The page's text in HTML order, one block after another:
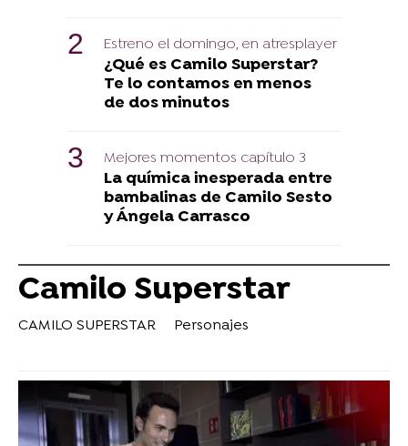
Estreno el domingo, en atresplayer
¿Qué es Camilo Superstar?
Te lo contamos en menos
de dos minutos
Mejores momentos capítulo 3
La química inesperada entre
bambalinas de Camilo Sesto
y Ángela Carrasco
Camilo Superstar
CAMILO SUPERSTAR Personajes